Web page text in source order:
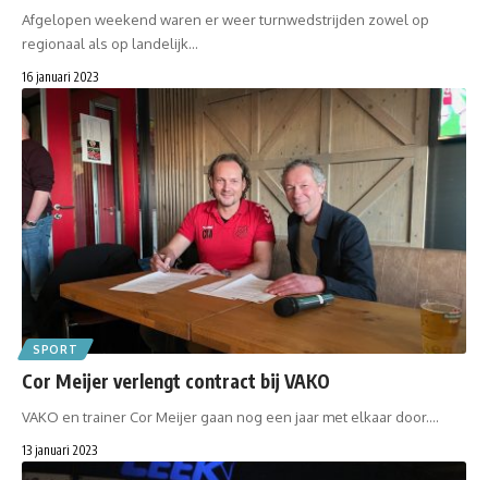
Afgelopen weekend waren er weer turnwedstrijden zowel op
regionaal als op landelijk…
16 januari 2023
SPORT
Cor Meijer verlengt contract bij VAKO
VAKO en trainer Cor Meijer gaan nog een jaar met elkaar door.…
13 januari 2023